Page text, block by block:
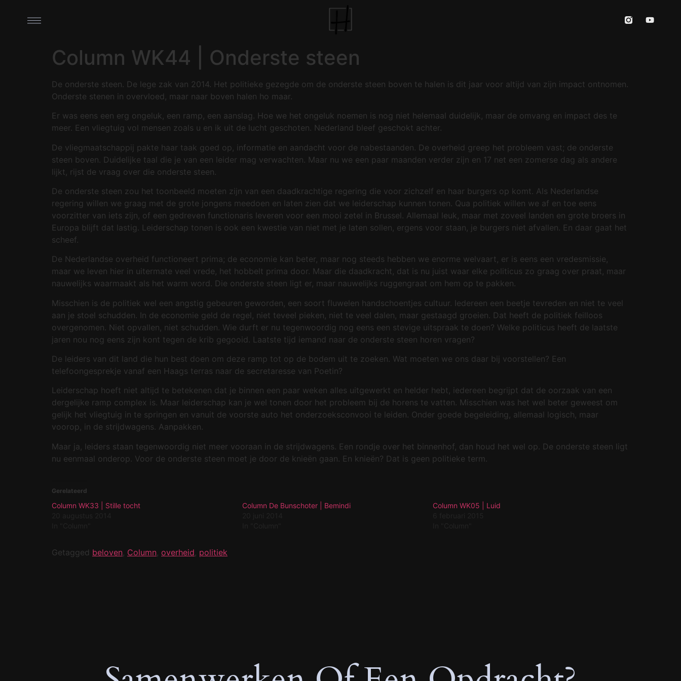
Column WK44 | Onderste steen
De onderste steen. De lege zak van 2014. Het politieke gezegde om de onderste steen boven te halen is dit jaar voor altijd van zijn impact ontnomen.
Onderste stenen in overvloed, maar naar boven halen ho maar.
Er was eens een erg ongeluk, een ramp, een aanslag. Hoe we het ongeluk noemen is nog niet helemaal duidelijk, maar de omvang en impact des te
meer. Een vliegtuig vol mensen zoals u en ik uit de lucht geschoten. Nederland bleef geschokt achter.
De vliegmaatschappij pakte haar taak goed op, informatie en aandacht voor de nabestaanden. De overheid greep het probleem vast; de onderste
steen boven. Duidelijke taal die je van een leider mag verwachten. Maar nu we een paar maanden verder zijn en 17 net een zomerse dag als andere
lijkt, rijst de vraag over die onderste steen.
De onderste steen zou het toonbeeld moeten zijn van een daadkrachtige regering die voor zichzelf en haar burgers op komt. Als Nederlandse
regering willen we graag met de grote jongens meedoen en laten zien dat we leiderschap kunnen tonen. Qua politiek willen we af en toe eens
voorzitter van iets zijn, of een gedreven functionaris leveren voor een mooi zetel in Brussel. Allemaal leuk, maar met zoveel landen en grote broers in
Europa blijft dat lastig. Leiderschap tonen is ook een kwestie van niet met je laten sollen, ergens voor staan, je burgers niet afvallen. En daar gaat het
scheef.
De Nederlandse overheid functioneert prima; de economie kan beter, maar nog steeds hebben we enorme welvaart, er is eens een vredesmissie,
maar we leven hier in uitermate veel vrede, het hobbelt prima door. Maar die daadkracht, dat is nu juist waar elke politicus zo graag over praat, maar
nauwelijks waarmaakt als het warm word. Die onderste steen ligt er, maar nauwelijks ruggengraat om hem op te pakken.
Misschien is de politiek wel een angstig gebeuren geworden, een soort fluwelen handschoentjes cultuur. Iedereen een beetje tevreden en niet te veel
aan je stoel schudden. In de economie geld de regel, niet teveel pieken, niet te veel dalen, maar gestaagd groeien. Dat heeft de politiek feilloos
overgenomen. Niet opvallen, niet schudden. Wie durft er nu tegenwoordig nog eens een stevige uitspraak te doen? Welke politicus heeft de laatste
jaren nou nog eens zijn kont tegen de krib gegooid. Laatste tijd iemand naar de onderste steen horen vragen?
De leiders van dit land die hun best doen om deze ramp tot op de bodem uit te zoeken. Wat moeten we ons daar bij voorstellen? Een
telefoongesprekje vanaf een Haags terras naar de secretaresse van Poetin?
Leiderschap hoeft niet altijd te betekenen dat je binnen een paar weken alles uitgewerkt en helder hebt, iedereen begrijpt dat de oorzaak van een
dergelijke ramp complex is. Maar leiderschap kan je wel tonen door het probleem bij de horens te vatten. Misschien was het wel beter geweest om
gelijk het vliegtuig in te springen en vanuit de voorste auto het onderzoeksconvooi te leiden. Onder goede begeleiding, allemaal logisch, maar
voorop, in de strijdwagens. Aanpakken.
Maar ja, leiders staan tegenwoordig niet meer vooraan in de strijdwagens. Een rondje over het binnenhof, dan houd het wel op. De onderste steen ligt
nu eenmaal onderop. Voor de onderste steen moet je door de knieën gaan. En knieën? Dat is geen politieke term.
Gerelateerd
Column WK33 | Stille tocht
Column De Bunschoter | Bemindi
Column WK05 | Luid
Getagged beloven Column overheid politiek